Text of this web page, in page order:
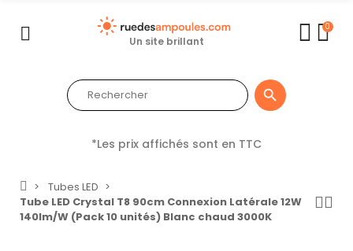
Un site brillant
0

*Les prix affichés sont en TTC
Tubes LED
Tube LED Crystal T8 90cm Connexion Latérale 12W
140lm/W (Pack 10 unités) Blanc chaud 3000K